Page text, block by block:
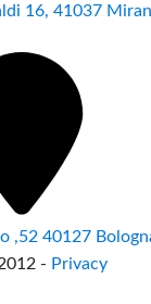
16, 41037
,52 40127
- Privacy